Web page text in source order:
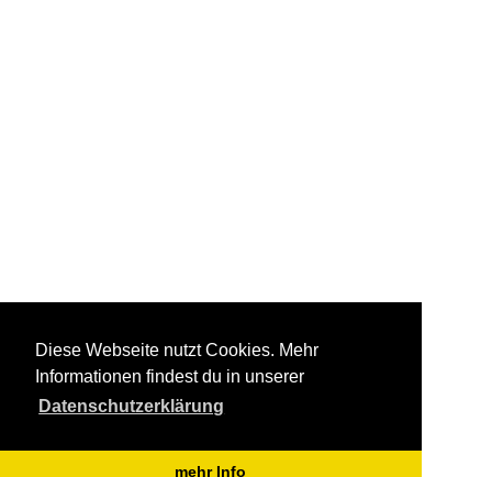
Diese Webseite nutzt Cookies. Mehr
Informationen findest du in unserer
Datenschutzerklärung
mehr Info